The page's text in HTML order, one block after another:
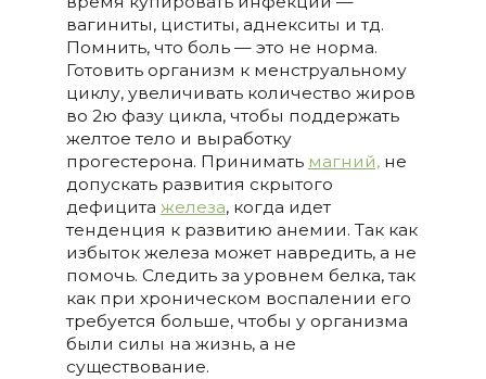
вагиниты, циститы, аднекситы и тд.
Помнить, что боль — это не норма.
Готовить организм к менструальному
циклу, увеличивать количество жиров
во 2ю фазу цикла, чтобы поддержать
желтое тело и выработку
прогестерона. Принимать магний,не
допускать развития скрытого
дефицита железа, когда идет
тенденция к развитию анемии. Так как
избыток железа может навредить, а не
помочь. Следить за уровнем белка, так
как при хроническом воспалении его
требуется больше, чтобы у организма
были силы на жизнь, а не
существование.